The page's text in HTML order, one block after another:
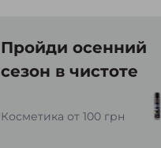
Пройди осенний
сезон в чистоте
Косметика от 100 грн